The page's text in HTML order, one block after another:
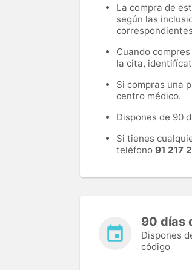
La compra de
según las
Cuando
la cita,
Si compras una
centro médico.
Dispones de 90
Si tienes
teléfono 91 217
90 días
Dispones
código